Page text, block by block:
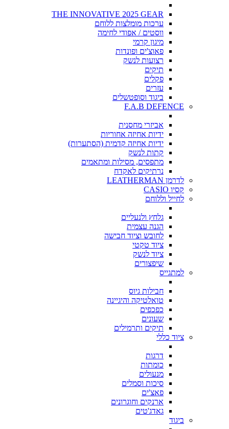
THE INNOVATIVE 2025 GEAR
ערכות מומלצות ללוחם
ווסטים / אפודי לחימה
מיגון קרמי
פאוצ'ים ופונדות
רצועות לנשק
תיקים
פקלים
עזרים
ביגוד וסופטשלים
F.A.B DEFENCE
אביזרי מחסנית
ידיות אחיזה אחוריות
ידיות אחיזה קדמית (הסתערות)
קתות לנשק
מתפסים, מסילות ומתאמים
נרתיקים לאקדח
לדרמן LEATHERMAN
קסיו CASIO
לחייל וללוחם
גלחץ ולנעליים
הגנה עצמית
לחובש וציוד חבישה
ציוד טקטי
ציוד לנשק
שיפצורים
למתגייס
חבילות גיוס
טואלטיקה והיגיינה
כפכפים
שעונים
תיקים ותרמילים
ציוד כללי
דרגות
כומתות
מנעולים
סיכות וסמלים
פאצ'ים
ארנקים וחוגרונים
גאדג'טים
ביגוד